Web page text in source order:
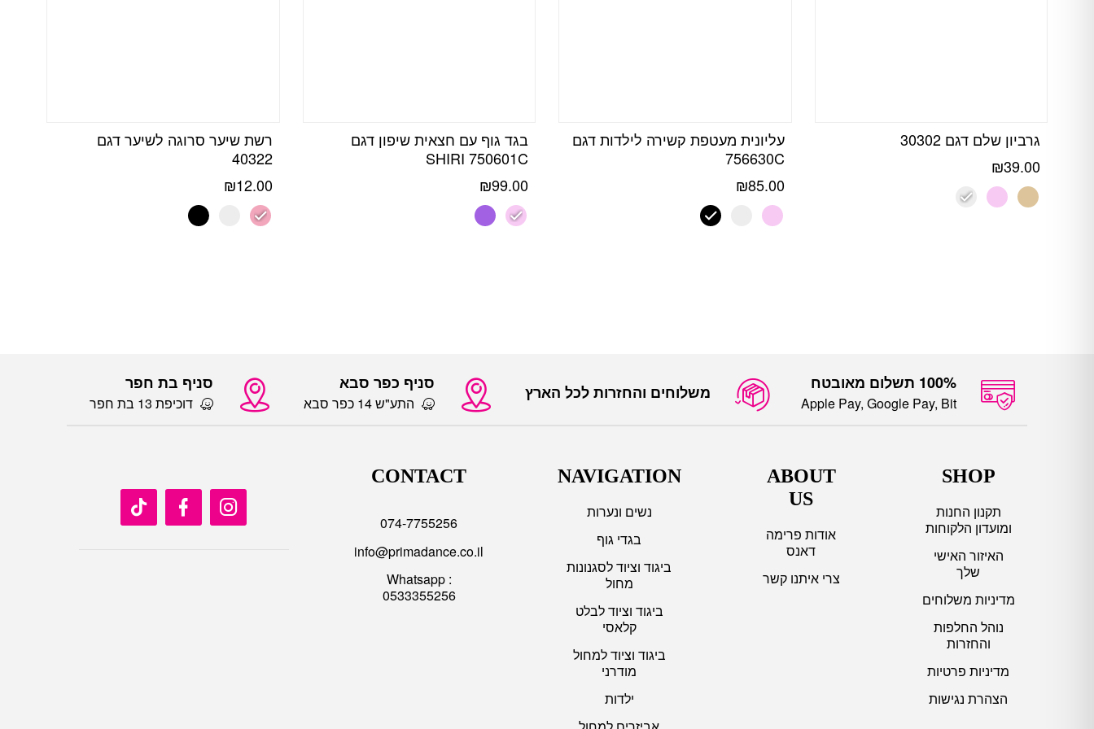
גרביון שלם דגם 30302
₪39.00
עליונית מעטפת קשירה לילדות דגם
756630C
₪85.00
בגד גוף עם חצאית שיפון דגם
SHIRI 750601C
₪99.00
רשת שיער סרוגה לשיער דגם
40322
₪12.00
‏100% תשלום מאובטח
Apple Pay, Google Pay, Bit
משלוחים והחזרות לכל הארץ סניף כפר סבא
התע"ש 14 כפר סבא
סניף בת חפר
דוכיפת 13 בת חפר
SHOP
תקנון החנות
ומועדון הלקוחות
האיזור האישי
שלך
מדיניות משלוחים
נוהל החלפות
והחזרות
מדיניות פרטיות
הצהרת נגישות
ABOUT
US
אודות פרימה
דאנס
צרי איתנו קשר
NAVIGATION
נשים ונערות
בגדי גוף
ביגוד וציוד לסגנונות
מחול
ביגוד וציוד לבלט
קלאסי
ביגוד וציוד למחול
מודרני
ילדות
CONTACT
074-7755256
info@primadance.co.il
Whatsapp :
0533355256